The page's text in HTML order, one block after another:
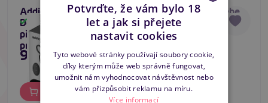
Addicted Toys Up and
Down Prostatic Ring,
přirážející masér
prostaty
Skladem
995 Kč
Do košíku
Dream Toys Phoebe
Up & Down Anal
Vibrator, přírážecí
Skladem
1 595 Kč
Do košíku
ENGLISH
Potvrďte, že vám bylo 18
let a jak si přejete
nastavit cookies
Tyto webové stránky používají soubory cookie,
díky kterým může web správně fungovat,
umožnit nám vyhodnocovat návštěvnost nebo
vám přizpůsobit reklamu na míru.
Více informací